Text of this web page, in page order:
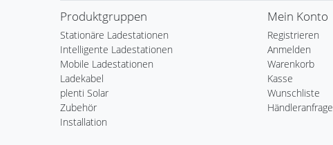
Produktgruppen
Stationäre Ladestationen
Intelligente Ladestationen
Mobile Ladestationen
Ladekabel
plenti Solar
Zubehör
Installation
Mein Konto
Registrieren
Anmelden
Warenkorb
Kasse
Wunschliste
Händleranfrage